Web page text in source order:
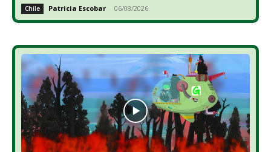
Chile Patricia Escobar - 06/08/2026